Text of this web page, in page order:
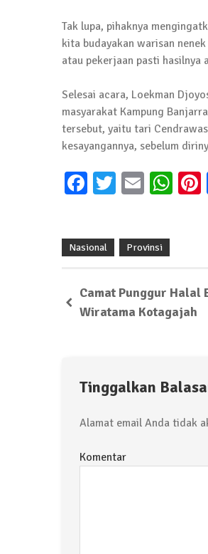
Tak lupa, pihaknya
kita budayakan warisan
atau pekerjaan pasti hasilnya
Selesai acara, Loekman
masyarakat Kampung
tersebut, yaitu tari
kesayangannya, sebelum
Facebook
Twitter
Email
Nasional Provinsi
Camat Punggur Halal
Wiratama Kotagajah
Tinggalkan
Alamat email Anda tidak
Komentar